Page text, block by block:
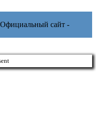
сайт -